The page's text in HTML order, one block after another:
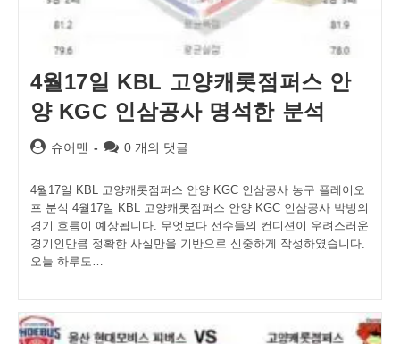
4월17일 KBL 고양캐롯점퍼스 안
양 KGC 인삼공사 명석한 분석
Post슈어맨
Post0 개의 댓글
4월17일 KBL 고양캐롯점퍼스 안양 KGC 인삼공사 농구 플레이오
프 분석 4월17일 KBL 고양캐롯점퍼스 안양 KGC 인삼공사 박빙의
경기 흐름이 예상됩니다. 무엇보다 선수들의 컨디션이 우려스러운
경기인만큼 정확한 사실만을 기반으로 신중하게 작성하였습니다.
오늘 하루도…